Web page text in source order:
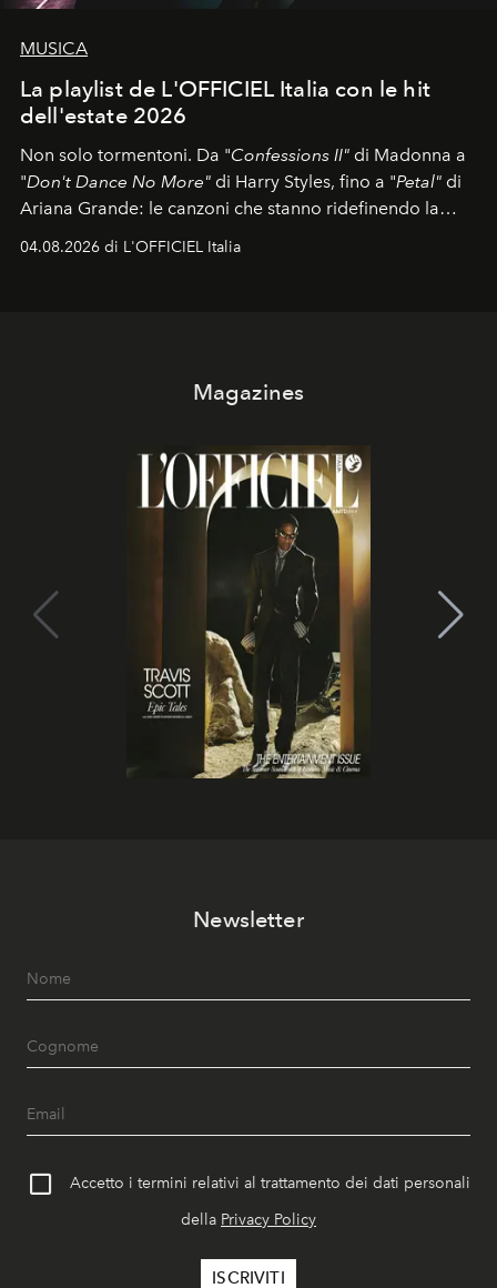
MUSICA
La playlist de L'OFFICIEL Italia con le hit
dell'estate 2026
Non solo tormentoni. Da "Confessions II" di Madonna a
"Don't Dance No More" di Harry Styles, fino a "Petal" di
Ariana Grande: le canzoni che stanno ridefinendo la
colonna sonora della stagione.
04.08.2026 di L'OFFICIEL Italia
Magazines
Newsletter
Accetto i termini relativi al trattamento dei dati personali
della Privacy Policy